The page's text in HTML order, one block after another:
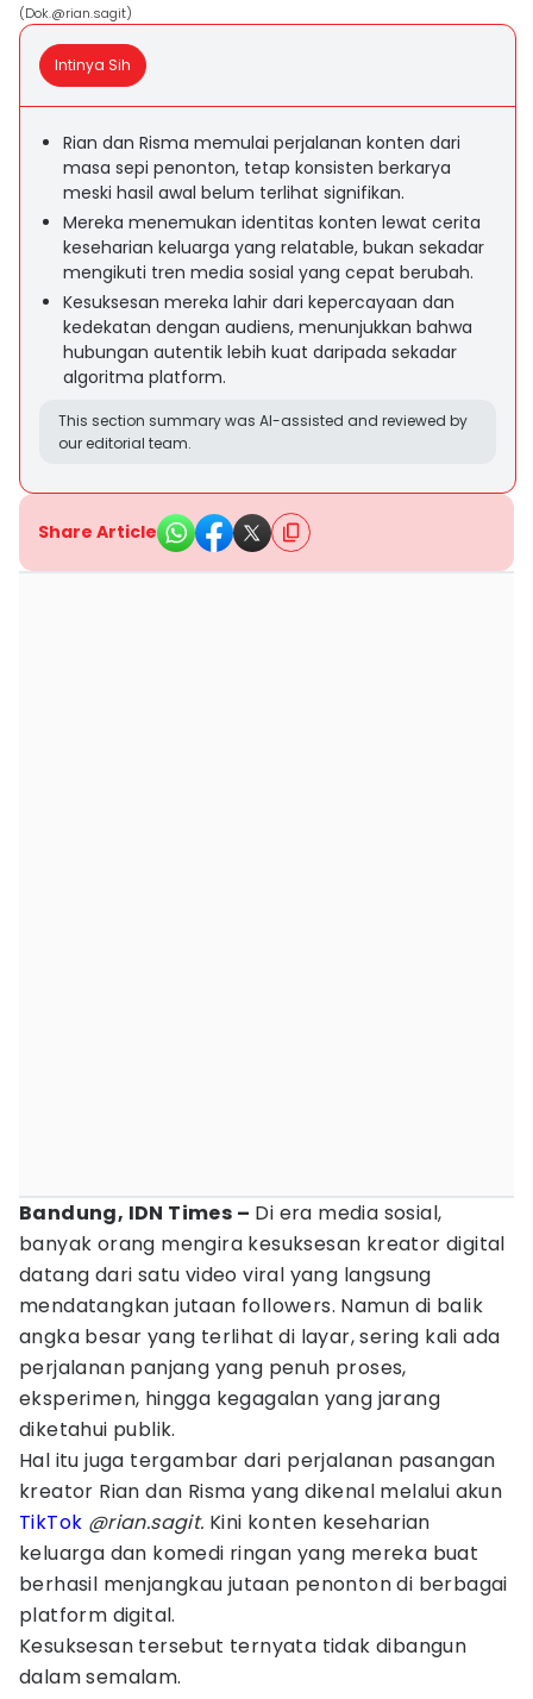
(Dok.@rian.sagit)
Intinya Sih
Rian dan Risma memulai perjalanan konten dari
masa sepi penonton, tetap konsisten berkarya
meski hasil awal belum terlihat signifikan.
Mereka menemukan identitas konten lewat cerita
keseharian keluarga yang relatable, bukan sekadar
mengikuti tren media sosial yang cepat berubah.
Kesuksesan mereka lahir dari kepercayaan dan
kedekatan dengan audiens, menunjukkan bahwa
hubungan autentik lebih kuat daripada sekadar
algoritma platform.
This section summary was AI-assisted and reviewed by
our editorial team.
Share Article
Bandung, IDN Times – Di era media sosial,
banyak orang mengira kesuksesan kreator digital
datang dari satu video viral yang langsung
mendatangkan jutaan followers. Namun di balik
angka besar yang terlihat di layar, sering kali ada
perjalanan panjang yang penuh proses,
eksperimen, hingga kegagalan yang jarang
diketahui publik.
Hal itu juga tergambar dari perjalanan pasangan
kreator Rian dan Risma yang dikenal melalui akun
TikTok @rian.sagit. Kini konten keseharian
keluarga dan komedi ringan yang mereka buat
berhasil menjangkau jutaan penonton di berbagai
platform digital.
Kesuksesan tersebut ternyata tidak dibangun
dalam semalam.